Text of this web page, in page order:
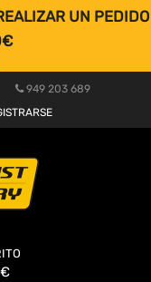
UN PEDIDO
949 203 689
€